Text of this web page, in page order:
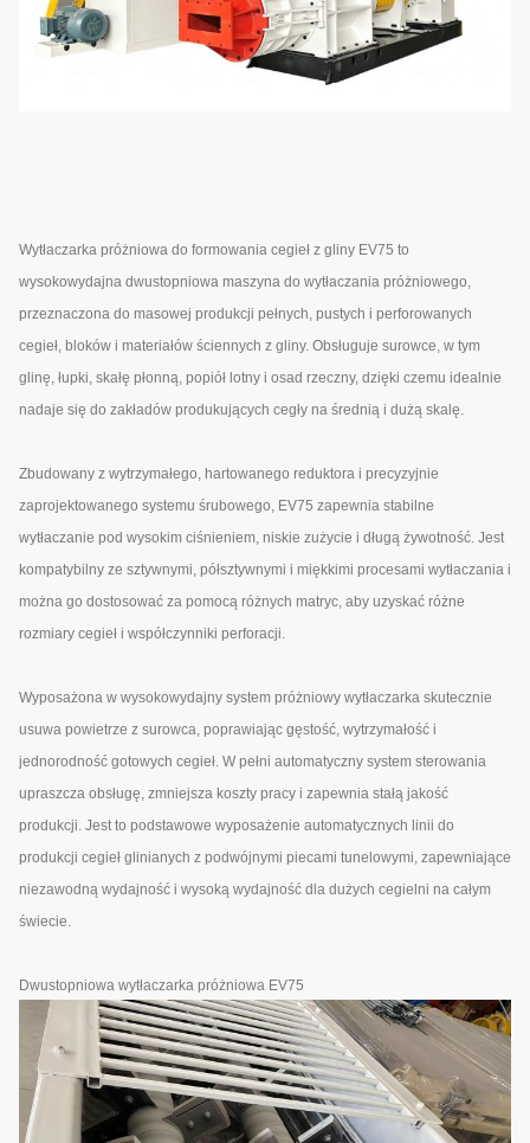
Wytłaczarka próżniowa do formowania cegieł z gliny EV75 to
wysokowydajna dwustopniowa maszyna do wytłaczania próżniowego,
przeznaczona do masowej produkcji pełnych, pustych i perforowanych
cegieł, bloków i materiałów ściennych z gliny. Obsługuje surowce, w tym
glinę, łupki, skałę płonną, popiół lotny i osad rzeczny, dzięki czemu idealnie
nadaje się do zakładów produkujących cegły na średnią i dużą skalę.
Zbudowany z wytrzymałego, hartowanego reduktora i precyzyjnie
zaprojektowanego systemu śrubowego, EV75 zapewnia stabilne
wytłaczanie pod wysokim ciśnieniem, niskie zużycie i długą żywotność. Jest
kompatybilny ze sztywnymi, półsztywnymi i miękkimi procesami wytłaczania i
można go dostosować za pomocą różnych matryc, aby uzyskać różne
rozmiary cegieł i współczynniki perforacji.
Wyposażona w wysokowydajny system próżniowy wytłaczarka skutecznie
usuwa powietrze z surowca, poprawiając gęstość, wytrzymałość i
jednorodność gotowych cegieł. W pełni automatyczny system sterowania
upraszcza obsługę, zmniejsza koszty pracy i zapewnia stałą jakość
produkcji. Jest to podstawowe wyposażenie automatycznych linii do
produkcji cegieł glinianych z podwójnymi piecami tunelowymi, zapewniające
niezawodną wydajność i wysoką wydajność dla dużych cegielni na całym
świecie.
Dwustopniowa wytłaczarka próżniowa EV75